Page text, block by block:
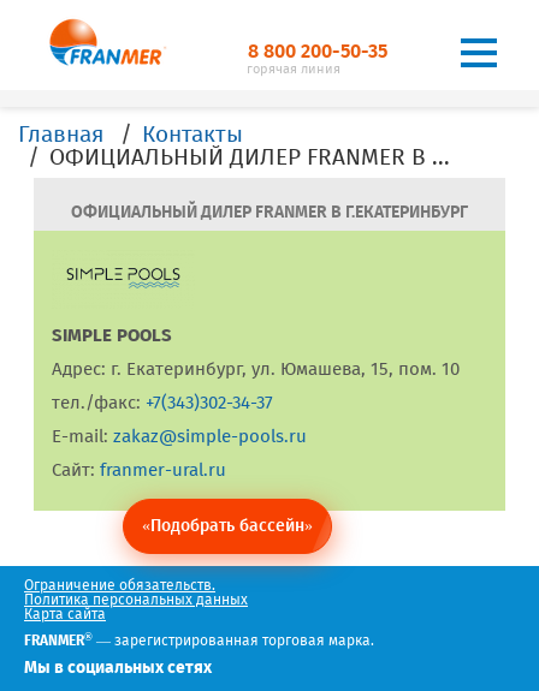
8 800 200-50-35
горячая линия
Главная
Контакты
ОФИЦИАЛЬНЫЙ ДИЛЕР FRANMER В Г. Екатеринбург
ОФИЦИАЛЬНЫЙ ДИЛЕР FRANMER В Г.ЕКАТЕРИНБУРГ
SIMPLE POOLS
Адрес: г. Екатеринбург, ул. Юмашева, 15, пом. 10
тел./факс: +7(343)302-34-37
E-mail: zakaz@simple-pools.ru
Сайт: franmer-ural.ru
«Подобрать бассейн»
Ограничение обязательств.
Политика персональных данных
Карта сайта
FRANMER® — зарегистрированная торговая марка.
Мы в социальных сетях